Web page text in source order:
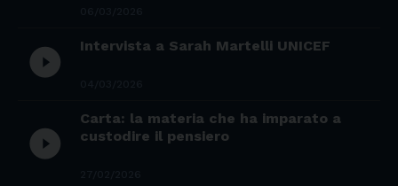
play_circle_filled Intervista a Sarah Martelli UNICEF
play_circle_filled
Carta: la materia che ha imparato a
custodire il pensiero